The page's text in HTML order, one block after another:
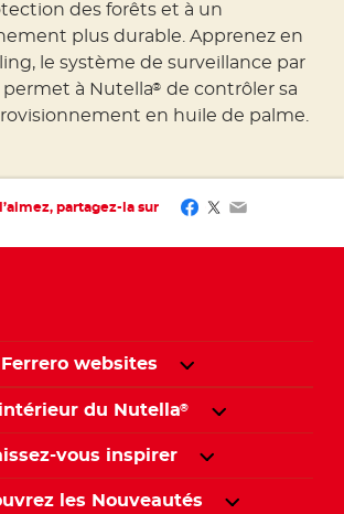
des forêts et à un
plus durable. Apprenez en
le système de surveillance par
à Nutella® de contrôler sa
en huile de palme.
partagez-la sur Facebook
Twitter
Email
Ferrero websites
du Nutella®
vous inspirer
les Nouveautés